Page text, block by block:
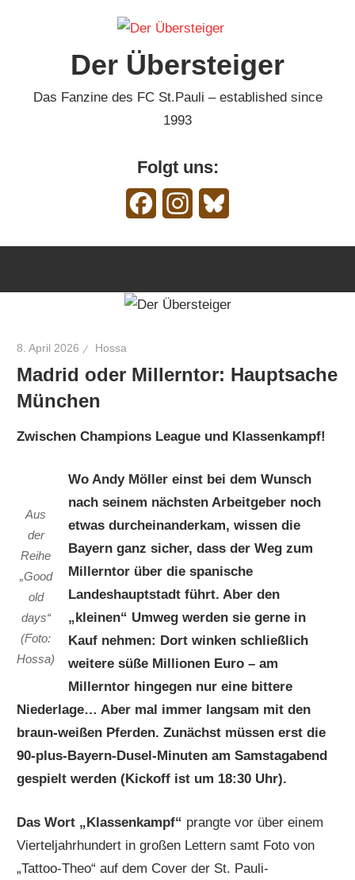
Der Übersteiger
Das Fanzine des FC St.Pauli – established since
1993
Folgt uns:
FacebookInstagram
8. April 2026 Hossa
Madrid oder Millerntor: Hauptsache
München
Zwischen Champions League und Klassenkampf!
Aus
der
Reihe
„Good
old
days“
(Foto:
Hossa)
Wo Andy Möller einst bei dem Wunsch
nach seinem nächsten Arbeitgeber noch
etwas durcheinanderkam, wissen die
Bayern ganz sicher, dass der Weg zum
Millerntor über die spanische
Landeshauptstadt führt. Aber den
„kleinen“ Umweg werden sie gerne in
Kauf nehmen: Dort winken schließlich
weitere süße Millionen Euro – am
Millerntor hingegen nur eine bittere
Niederlage… Aber mal immer langsam mit den
braun-weißen Pferden. Zunächst müssen erst die
90-plus-Bayern-Dusel-Minuten am Samstagabend
gespielt werden (Kickoff ist um 18:30 Uhr).
Das Wort „Klassenkampf“ prangte vor über einem
Vierteljahrhundert in großen Lettern samt Foto von
„Tattoo-Theo“ auf dem Cover der St. Pauli-